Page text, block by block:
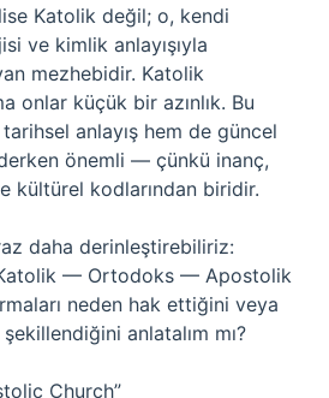
Katolik değil; o, kendi
ve kimlik anlayışıyla
mezhebidir. Katolik
onlar küçük bir azınlık. Bu
anlayış hem de güncel
önemli — çünkü inanç,
kültürel kodlarından biridir.
daha derinleştirebiliriz:
Katolik — Ortodoks — Apostolik
neden hak ettiğini veya
anlatalım mı?
Church”